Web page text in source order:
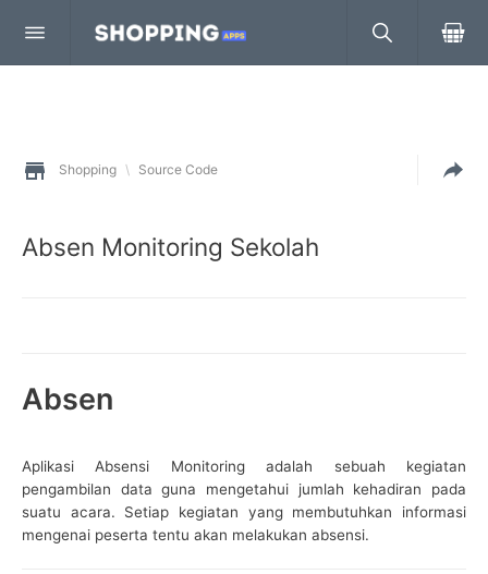
Shopping \ Source Code
Absen Monitoring Sekolah
Absen
Aplikasi Absensi Monitoring adalah sebuah kegiatan
pengambilan data guna mengetahui jumlah kehadiran pada
suatu acara. Setiap kegiatan yang membutuhkan informasi
mengenai peserta tentu akan melakukan absensi.